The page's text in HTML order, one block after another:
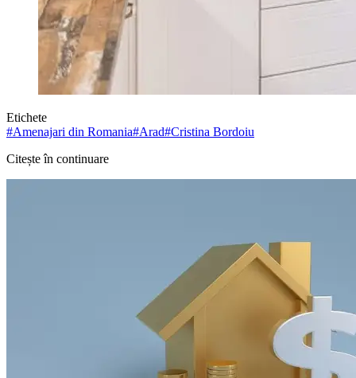
Etichete
#Amenajari din Romania#Arad#Cristina Bordoiu
Citește în continuare